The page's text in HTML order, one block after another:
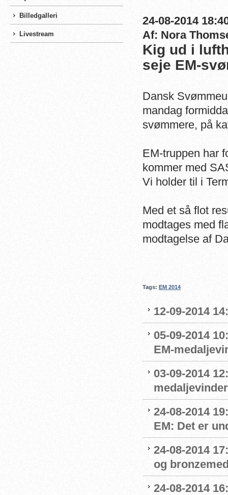
Billedgalleri
Livestream
24-08-2014
Af: Nora
Kig ud i
seje EM-
Dansk
mandag
svømmere, på
EM-truppen har
kommer med
Vi holder til i
Med et så flot
modtages med
modtagelse af
Tags: EM 2014
12-09-2014
05-09-2014
EM-
03-09-2014
24-08-2014
EM: Det er
24-08-2014
og
24-08-2014